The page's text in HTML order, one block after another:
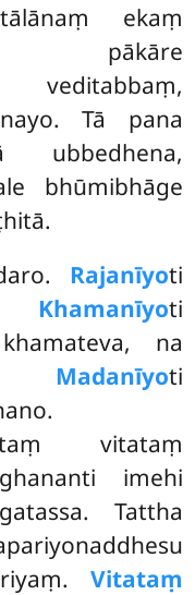
ekaṃ
pākāre
Tā pana
ubbedhena,
bhūmibhāge
Rajanīyoti
Khamanīyoti
na
Madanīyoti
vitataṃ
imehi
Tattha
Vitataṃ